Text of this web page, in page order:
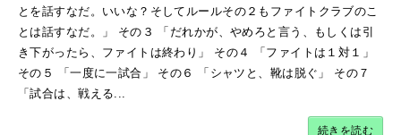
とを話すなだ。いいな？そしてルールその２もファイトクラブのこ
とは話すなだ。」 その３ 「だれかが、やめろと言う、もしくは引
き下がったら、ファイトは終わり」 その４ 「ファイトは１対１」
その５ 「一度に一試合」 その６ 「シャツと、靴は脱ぐ」 その７
「試合は、戦える...
続きを読む